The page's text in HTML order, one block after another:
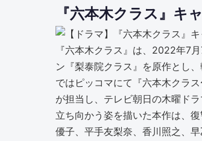
『六本木クラス』キ
『六本木クラス』は、2022年7
ン『梨泰院クラス』を原作とし
ではピッコマにて『六本木クラ
が担当し、テレビ朝日の木曜ド
立ち向かう姿を描いた本作は、
優子、平手友梨奈、香川照之、